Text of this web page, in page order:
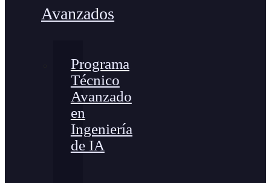
Avanzados
Programa
Técnico
Avanzado
en
Ingeniería
de IA